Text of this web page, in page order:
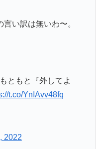
い訳は無いわ〜。
ともと『外してよ
t.co/YnIAvv48fq
2022